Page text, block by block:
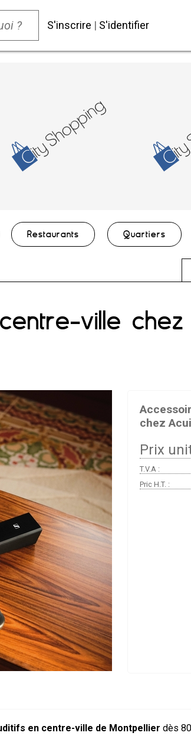
S'inscrire | S'identifier
Restaurants Quartiers
ville chez
chez
Prix
T.V.A :
Pric H.T. :
en centre-ville de Montpellier dès